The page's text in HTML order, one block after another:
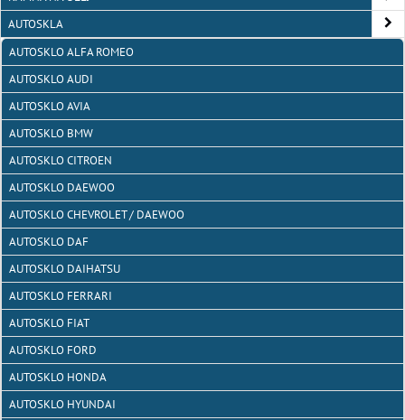
AUTOSKLA
AUTOSKLO ALFA ROMEO
AUTOSKLO AUDI
AUTOSKLO AVIA
AUTOSKLO BMW
AUTOSKLO CITROEN
AUTOSKLO DAEWOO
AUTOSKLO CHEVROLET / DAEWOO
AUTOSKLO DAF
AUTOSKLO DAIHATSU
AUTOSKLO FERRARI
AUTOSKLO FIAT
AUTOSKLO FORD
AUTOSKLO HONDA
AUTOSKLO HYUNDAI